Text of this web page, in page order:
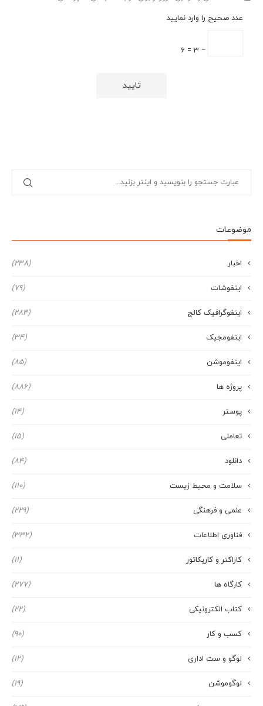
عدد صحیح را وارد نمایید
− 3 = 6
موضوعات
اخبار (238)
اینفوشات (79)
اینفوگرافیک کالج (284)
اینفومجیک (34)
اینفوموشن (85)
پروژه ها (886)
پوستر (14)
تعاملی (15)
دانلود (84)
سلامت و محیط زیست (110)
علمی و فرهنگی (229)
فناوری اطلاعات (332)
کاراکتر و کاریکاتور (11)
کارگاه ها (277)
کتاب الکترونیکی (22)
کسب و کار (90)
لوگو و ست اداری (12)
لوگوموشن (19)